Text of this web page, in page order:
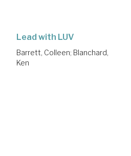
Lead with LUV
Barrett, Colleen; Blanchard,
Ken